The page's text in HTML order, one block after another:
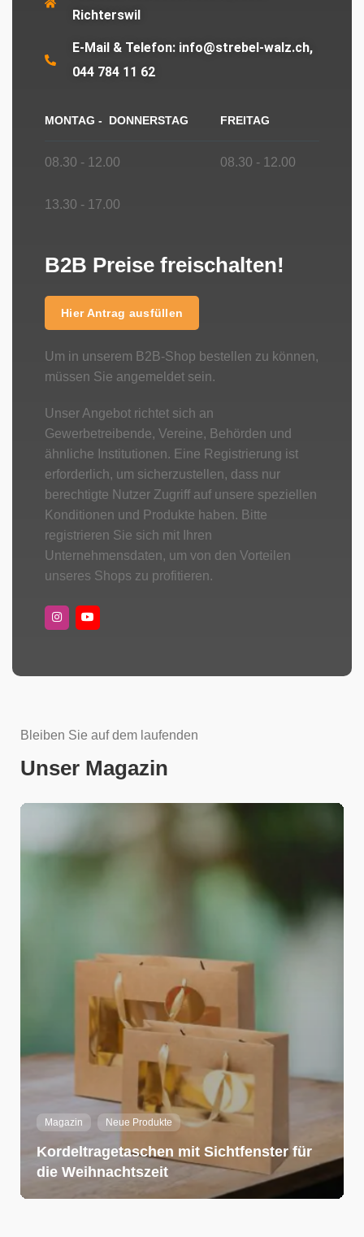
Richterswil
E-Mail & Telefon: info@strebel-walz.ch,
044 784 11 62
MONTAG - DONNERSTAG FREITAG
08.30 - 12.00 08.30 - 12.00
13.30 - 17.00
B2B Preise freischalten!
Hier Antrag ausfüllen
Um in unserem B2B-Shop bestellen zu können,
müssen Sie angemeldet sein.
Unser Angebot richtet sich an
Gewerbetreibende, Vereine, Behörden und
ähnliche Institutionen. Eine Registrierung ist
erforderlich, um sicherzustellen, dass nur
berechtigte Nutzer Zugriff auf unsere speziellen
Konditionen und Produkte haben. Bitte
registrieren Sie sich mit Ihren
Unternehmensdaten, um von den Vorteilen
unseres Shops zu profitieren.
Bleiben Sie auf dem laufenden
Unser Magazin
Magazin Neue Produkte
Kordeltragetaschen mit Sichtfenster für
die Weihnachtszeit